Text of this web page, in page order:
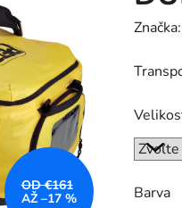
Značka:
Barva
OD €161
AŽ –17 %